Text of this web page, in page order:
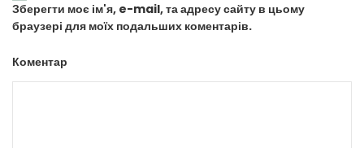
Зберегти моє ім'я, e-mail, та адресу сайту в цьому
браузері для моїх подальших коментарів.
Коментар